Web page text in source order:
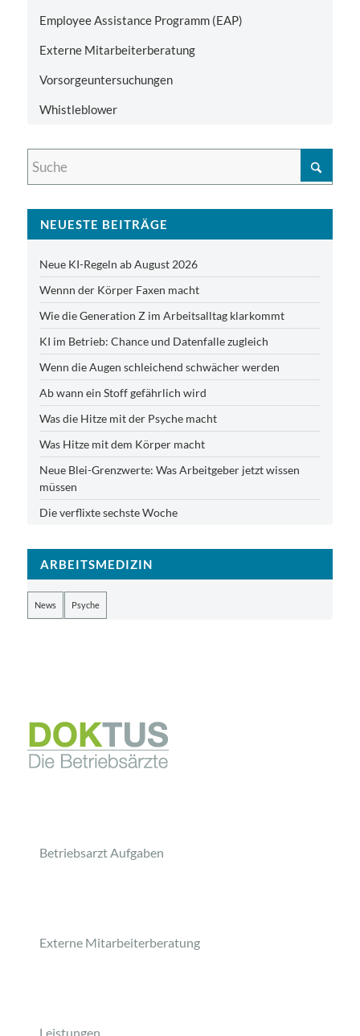
Employee Assistance Programm (EAP)
Externe Mitarbeiterberatung
Vorsorgeuntersuchungen
Whistleblower
NEUESTE BEITRÄGE
Neue KI-Regeln ab August 2026
Wennn der Körper Faxen macht
Wie die Generation Z im Arbeitsalltag klarkommt
KI im Betrieb: Chance und Datenfalle zugleich
Wenn die Augen schleichend schwächer werden
Ab wann ein Stoff gefährlich wird
Was die Hitze mit der Psyche macht
Was Hitze mit dem Körper macht
Neue Blei-Grenzwerte: Was Arbeitgeber jetzt wissen
müssen
Die verflixte sechste Woche
ARBEITSMEDIZIN
News Psyche
Betriebsarzt Aufgaben
Externe Mitarbeiterberatung
Leistungen